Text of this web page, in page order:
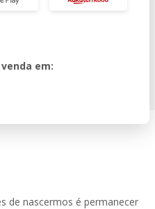
em:
de nascermos é permanecer